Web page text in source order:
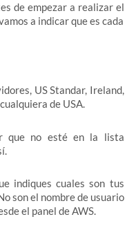
de empezar a realizar el
a indicar que es cada
US Standar, Ireland,
de USA.
que no esté en la lista
indiques cuales son tus
son el nombre de usuario
el panel de AWS.